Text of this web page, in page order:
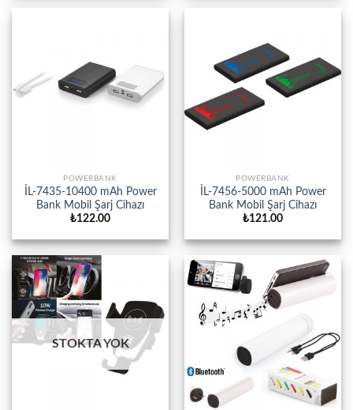
POWERBANK
İL-7435-10400 mAh Power
Bank Mobil Şarj Cihazı
₺122.00
POWERBANK
İL-7456-5000 mAh Power
Bank Mobil Şarj Cihazı
₺121.00
STOKTA YOK